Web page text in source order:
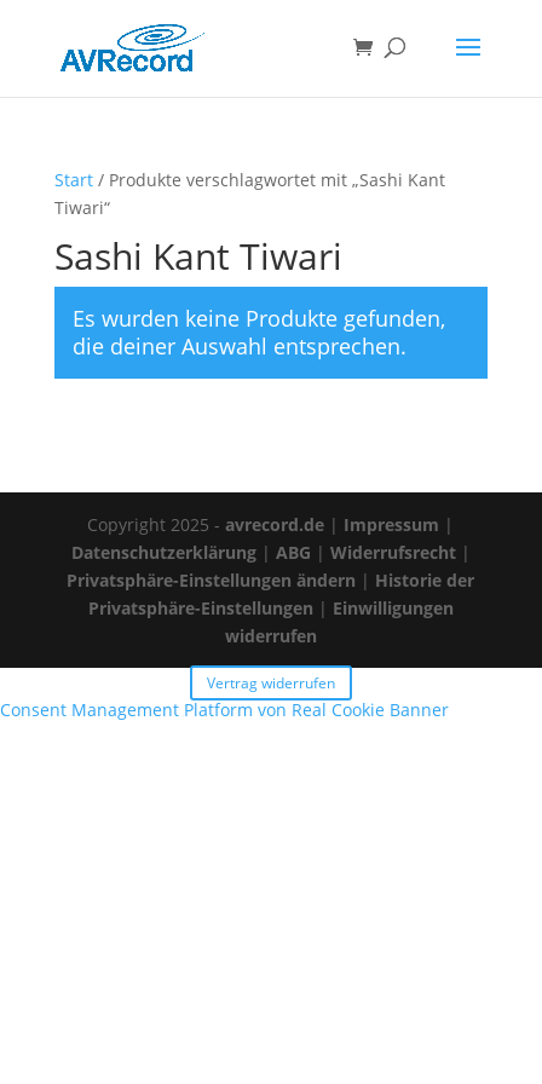
Start/ Produkte verschlagwortet mit „Sashi Kant
Tiwari“
Sashi Kant Tiwari
Es wurden keine Produkte gefunden,
die deiner Auswahl entsprechen.
Copyright 2025 -avrecord.de | Impressum |
Datenschutzerklärung| ABG | Widerrufsrecht|
Privatsphäre-Einstellungen ändern | Historie der
Privatsphäre-Einstellungen | Einwilligungen
widerrufen
Vertrag widerrufen
Consent Management Platform von Real Cookie Banner